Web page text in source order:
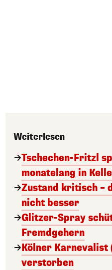
Weiterlesen
Tschechen-Fritzl
monatelang in
Zustand kritisch –
nicht besser
Glitzer-Spray
Fremdgehern
Kölner Karnevalist
verstorben